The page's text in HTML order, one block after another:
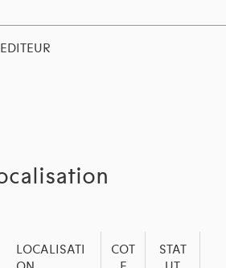
EDITEUR
LOCALISATI
COT
STAT